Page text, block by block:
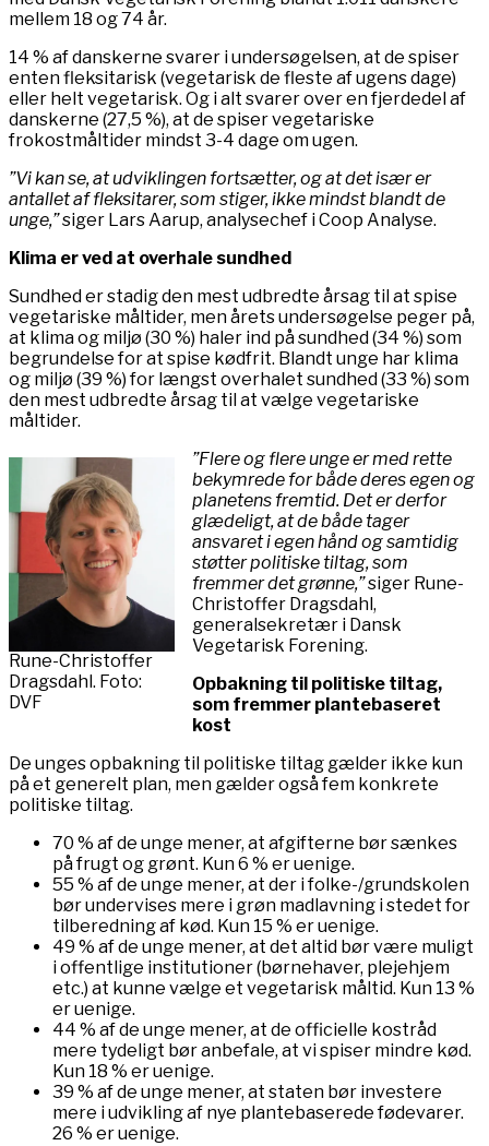
mellem 18 og 74 år.
14 % af danskerne svarer i undersøgelsen, at de spiser
enten fleksitarisk (vegetarisk de fleste af ugens dage)
eller helt vegetarisk. Og i alt svarer over en fjerdedel af
danskerne (27,5 %), at de spiser vegetariske
frokostmåltider mindst 3-4 dage om ugen.
”Vi kan se, at udviklingen fortsætter, og at det især er
antallet af fleksitarer, som stiger, ikke mindst blandt de
unge,”siger Lars Aarup, analysechef i Coop Analyse.
Klima er ved at overhale sundhed
Sundhed er stadig den mest udbredte årsag til at spise
vegetariske måltider, men årets undersøgelse peger på,
at klima og miljø (30 %) haler ind på sundhed (34 %) som
begrundelse for at spise kødfrit. Blandt unge har klima
og miljø (39 %) for længst overhalet sundhed (33 %) som
den mest udbredte årsag til at vælge vegetariske
måltider.
Rune-Christoffer
Dragsdahl. Foto:
DVF
”Flere og flere unge er med rette
bekymrede for både deres egen og
planetens fremtid. Det er derfor
glædeligt, at de både tager
ansvaret i egen hånd og samtidig
støtter politiske tiltag, som
fremmer det grønne,”siger Rune-
Christoffer Dragsdahl,
generalsekretær i Dansk
Vegetarisk Forening.
Opbakning til politiske tiltag,
som fremmer plantebaseret
kost
De unges opbakning til politiske tiltag gælder ikke kun
på et generelt plan, men gælder også fem konkrete
politiske tiltag.
70 % af de unge mener, at afgifterne bør sænkes
på frugt og grønt. Kun 6 % er uenige.
55 % af de unge mener, at der i folke-/grundskolen
bør undervises mere i grøn madlavning i stedet for
tilberedning af kød. Kun 15 % er uenige.
49 % af de unge mener, at det altid bør være muligt
i offentlige institutioner (børnehaver, plejehjem
etc.) at kunne vælge et vegetarisk måltid. Kun 13 %
er uenige.
44 % af de unge mener, at de officielle kostråd
mere tydeligt bør anbefale, at vi spiser mindre kød.
Kun 18 % er uenige.
39 % af de unge mener, at staten bør investere
mere i udvikling af nye plantebaserede fødevarer.
26 % er uenige.